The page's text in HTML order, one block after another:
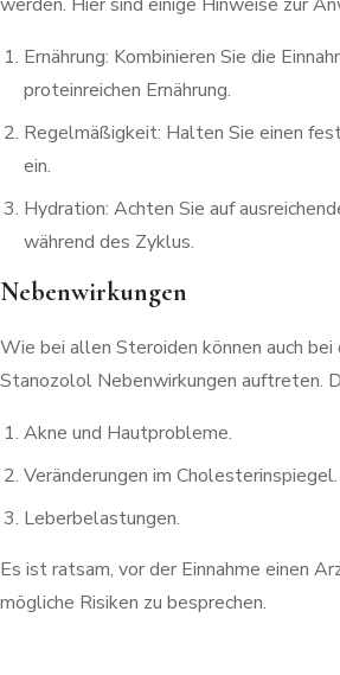
Ernährung: Kombinieren Sie die
proteinreichen Ernährung.
Regelmäßigkeit: Halten Sie einen
ein.
Hydration: Achten Sie auf
während des Zyklus.
Nebenwirkungen
Wie bei allen Steroiden können auch bei
Stanozolol Nebenwirkungen auftreten.
Akne und Hautprobleme.
Veränderungen im Cholesterinspiegel.
Leberbelastungen.
Es ist ratsam, vor der Einnahme einen
mögliche Risiken zu besprechen.